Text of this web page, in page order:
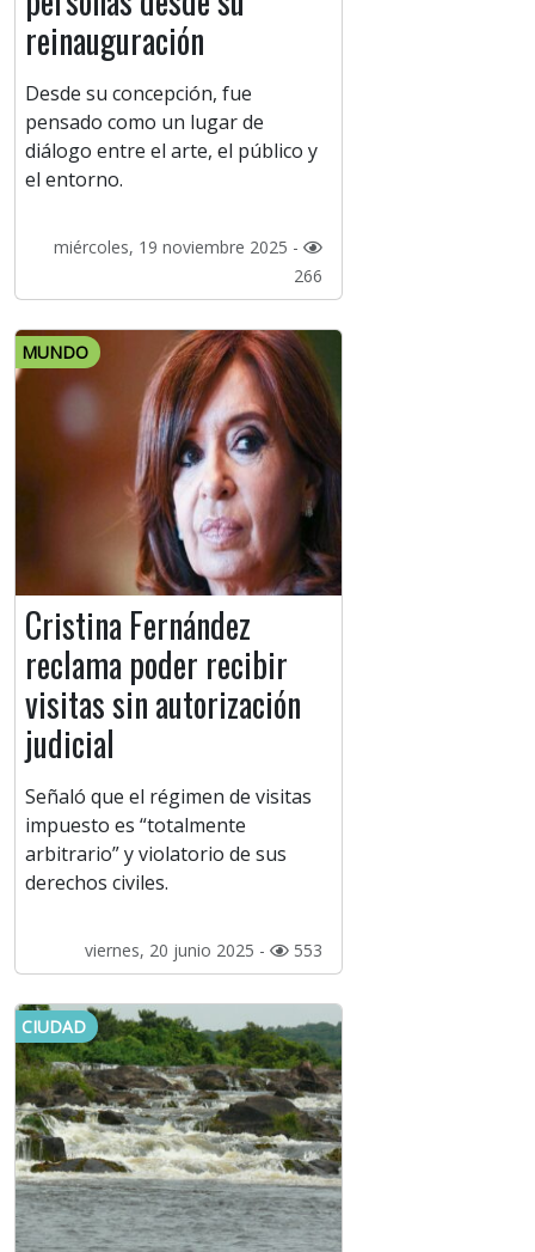
reinauguración
Desde su concepción, fue
pensado como un lugar de
diálogo entre el arte, el público y
el entorno.
miércoles, 19 noviembre 2025 -
266
MUNDO
Cristina Fernández
reclama poder recibir
visitas sin autorización
judicial
Señaló que el régimen de visitas
impuesto es “totalmente
arbitrario” y violatorio de sus
derechos civiles.
viernes, 20 junio 2025 - 553
CIUDAD